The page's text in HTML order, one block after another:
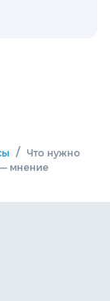
/
Что нужно
мнение